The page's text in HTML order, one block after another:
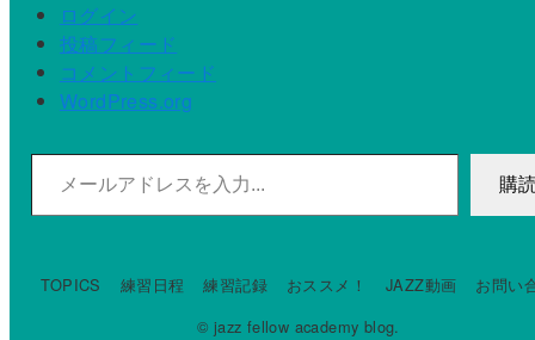
ログイン
投稿フィード
コメントフィード
WordPress.org
メールアドレスを入力...
購
TOPICS 練習日程 練習記録 おススメ！ JAZZ動画
お問い
© jazz fellow academy blog.